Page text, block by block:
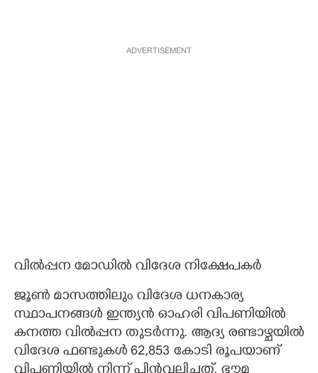
ADVERTISEMENT
വിൽപ്പന മോഡിൽ വിദേശ നിക്ഷേപകർ
ജൂൺ മാസത്തിലും വിദേശ ധനകാര്യ
സ്ഥാപനങ്ങൾ ഇന്ത്യൻ ഓഹരി വിപണിയിൽ
കനത്ത വിൽപ്പന തുടർന്നു. ആദ്യ രണ്ടാഴ്ചയിൽ
വിദേശ ഫണ്ടുകൾ 62,853 കോടി രൂപയാണ്